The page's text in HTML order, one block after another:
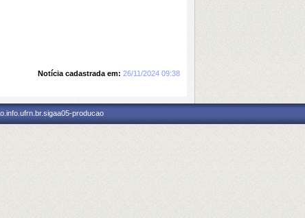
Notícia cadastrada em: 26/11/2024 09:38
producao